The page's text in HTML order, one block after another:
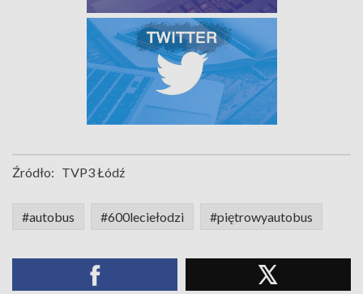
Źródło: TVP3 Łódź
#autobus #600leciełodzi #piętrowyautobus